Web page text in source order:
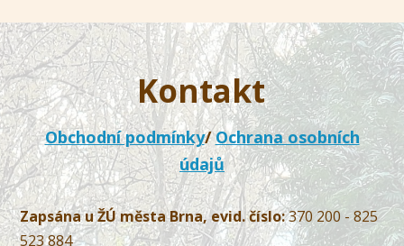
Kontakt
Obchodní podmínky/Ochrana osobních
údajů
Zapsána u ŽÚ města Brna, evid. číslo:370 200 - 825
523 884